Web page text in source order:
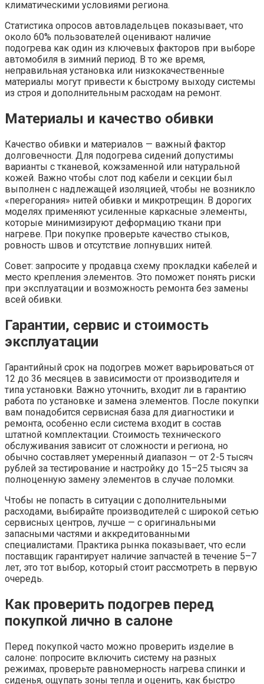
климатическими условиями региона.
Статистика опросов автовладельцев показывает, что
около 60% пользователей оценивают наличие
подогрева как один из ключевых факторов при выборе
автомобиля в зимний период. В то же время,
неправильная установка или низкокачественные
материалы могут привести к быстрому выходу системы
из строя и дополнительным расходам на ремонт.
Материалы и качество обивки
Качество обивки и материалов — важный фактор
долговечности. Для подогрева сидений допустимы
варианты с тканевой, кожзаменной или натуральной
кожей. Важно чтобы слот под кабели и секции был
выполнен с надлежащей изоляцией, чтобы не возникло
«перегорания» нитей обивки и микротрещин. В дорогих
моделях применяют усиленные каркасные элементы,
которые минимизируют деформацию ткани при
нагреве. При покупке проверьте качество стыков,
ровность швов и отсутствие лопнувших нитей.
Совет: запросите у продавца схему прокладки кабелей и
место крепления элементов. Это поможет понять риски
при эксплуатации и возможность ремонта без замены
всей обивки.
Гарантии, сервис и стоимость
эксплуатации
Гарантийный срок на подогрев может варьироваться от
12 до 36 месяцев в зависимости от производителя и
типа установки. Важно уточнить, входит ли в гарантию
работа по установке и замена элементов. После покупки
вам понадобится сервисная база для диагностики и
ремонта, особенно если система входит в состав
штатной комплектации. Стоимость технического
обслуживания зависит от сложности и региона, но
обычно составляет умеренный диапазон — от 2-5 тысяч
рублей за тестирование и настройку до 15–25 тысяч за
полноценную замену элементов в случае поломки.
Чтобы не попасть в ситуации с дополнительными
расходами, выбирайте производителей с широкой сетью
сервисных центров, лучше — с оригинальными
запасными частями и аккредитованными
специалистами. Практика рынка показывает, что если
поставщик гарантирует наличие запчастей в течение 5–7
лет, это тот выбор, который стоит рассмотреть в первую
очередь.
Как проверить подогрев перед
покупкой лично в салоне
Перед покупкой часто можно проверить изделие в
салоне: попросите включить систему на разных
режимах, проверьте равномерность нагрева спинки и
сиденья, ощупать зоны тепла и оценить, как быстро